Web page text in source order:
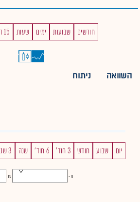
חודשים שבועות ימים שעות 15 דקות
השוואה ניתוח
יום שבוע חודש 3 חוד' 6 חוד' שנה 3 שנים
מ - עד